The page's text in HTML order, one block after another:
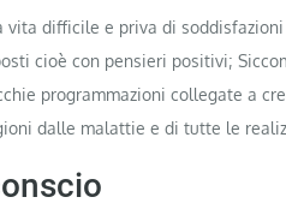
difficile e priva di
cioè con pensieri positivi;
programmazioni collegate a
dalle malattie e di tutte le